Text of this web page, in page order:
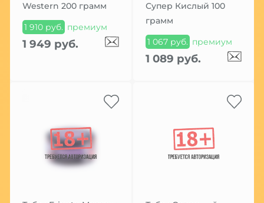
Western 200 грамм
1 910 руб. премиум
1 949 руб.
Супер Кислый 100
грамм
1 067 руб. премиум
1 089 руб.